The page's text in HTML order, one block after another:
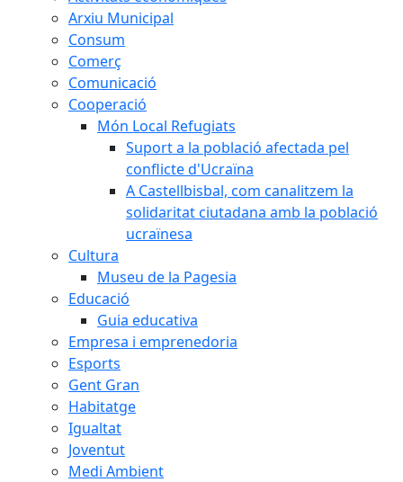
Arxiu Municipal
Consum
Comerç
Comunicació
Cooperació
Món Local Refugiats
Suport a la població afectada pel
conflicte d'Ucraïna
A Castellbisbal, com canalitzem la
solidaritat ciutadana amb la població
ucraïnesa
Cultura
Museu de la Pagesia
Educació
Guia educativa
Empresa i emprenedoria
Esports
Gent Gran
Habitatge
Igualtat
Joventut
Medi Ambient